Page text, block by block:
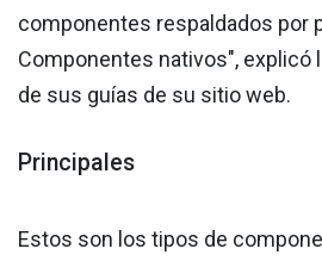
componentes respaldados por
Componentes nativos", explicó
de sus guías de su sitio web.
Principales
Estos son los tipos de